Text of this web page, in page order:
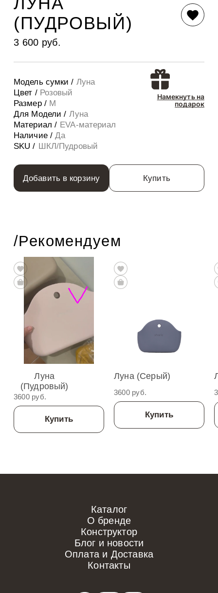
(ПУДРОВЫЙ)
3 600 руб.
Модель сумки / Луна
Цвет / Розовый
Размер / M
Для Модели / Луна
Материал / EVA-материал
Наличие /Да
SKU / ШКЛ/Пудровый
Намекнуть на
подарок
Добавить в корзину Купить
/Рекомендуем
Луна
(Пудровый)
3600 руб.
Купить
Луна (Серый)
3600 руб.
Купить
Каталог
О бренде
Конструктор
Блог и новости
Оплата и Доставка
Контакты